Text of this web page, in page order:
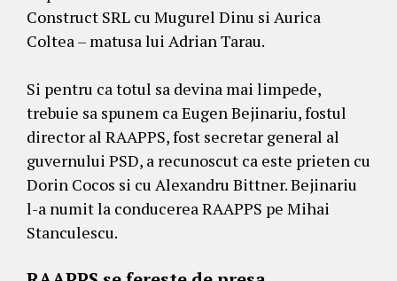
Construct SRL cu Mugurel Dinu si Aurica
Coltea – matusa lui Adrian Tarau.
Si pentru ca totul sa devina mai limpede,
trebuie sa spunem ca Eugen Bejinariu, fostul
director al RAAPPS, fost secretar general al
guvernului PSD, a recunoscut ca este prieten cu
Dorin Cocos si cu Alexandru Bittner. Bejinariu
l-a numit la conducerea RAAPPS pe Mihai
Stanculescu.